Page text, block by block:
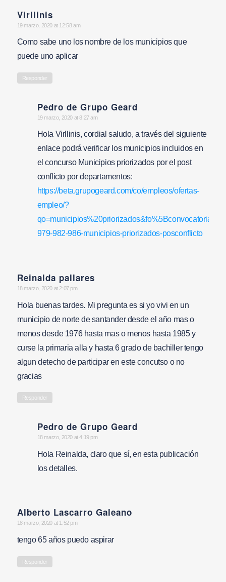
Virllinis
says:
19 marzo, 2020 at 12:58 am
Como sabe uno los nombre de los municipios que
puede uno aplicar
Responder
Pedro de Grupo Geard
says:
19 marzo, 2020 at 8:27 am
Hola Virllinis, cordial saludo, a través del siguiente
enlace podrá verificar los municipios incluidos en
el concurso Municipios priorizados por el post
conflicto por departamentos:
https://beta.grupogeard.com/co/empleos/ofertas-
empleo/?
979-982-986-municipios-priorizados-posconflicto
Reinalda pallares
says:
18 marzo, 2020 at 2:07 pm
Hola buenas tardes. Mi pregunta es si yo vivi en un
municipio de norte de santander desde el año mas o
menos desde 1976 hasta mas o menos hasta 1985 y
curse la primaria alla y hasta 6 grado de bachiller tengo
algun detecho de participar en este concutso o no
gracias
Responder
Pedro de Grupo Geard
says:
18 marzo, 2020 at 4:19 pm
Hola Reinalda, claro que sí, en esta publicación
los detalles.
Alberto Lascarro Galeano
says:
18 marzo, 2020 at 1:52 pm
tengo 65 años puedo aspirar
Responder